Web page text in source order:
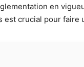
en
est crucial pour